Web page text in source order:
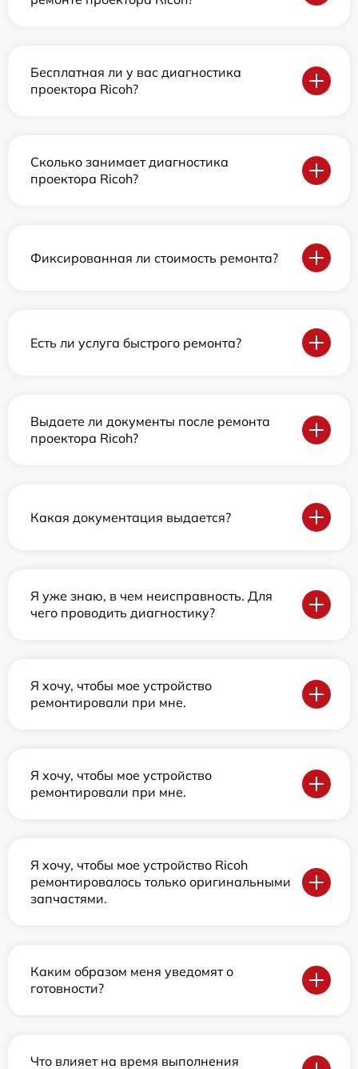
Бесплатная ли у вас диагностика
проектора Ricoh?
Сколько занимает диагностика
проектора Ricoh?
Фиксированная ли стоимость ремонта?
Есть ли услуга быстрого ремонта?
Выдаете ли документы после ремонта
проектора Ricoh?
Какая документация выдается?
Я уже знаю, в чем неисправность. Для
чего проводить диагностику?
Я хочу, чтобы мое устройство
ремонтировали при мне.
Я хочу, чтобы мое устройство
ремонтировали при мне.
Я хочу, чтобы мое устройство Ricoh
ремонтировалось только оригинальными
запчастями.
Каким образом меня уведомят о
готовности?
Что влияет на время выполнения